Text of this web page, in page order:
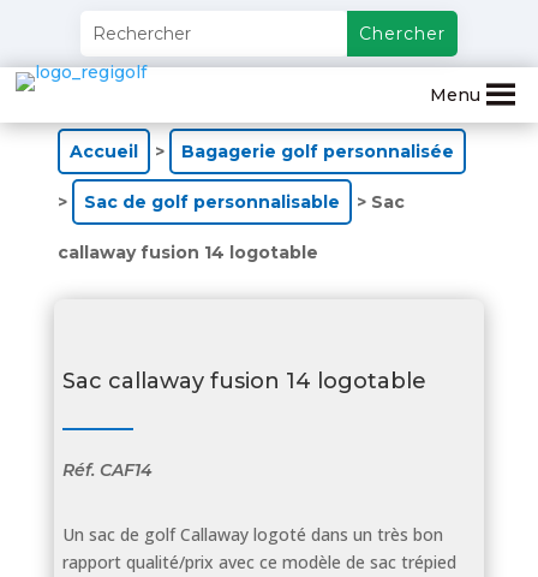
Menu
Accueil > Bagagerie golf personnalisée
> Sac de golf personnalisable > Sac
callaway fusion 14 logotable
Sac callaway fusion 14 logotable
Réf. CAF14
Un sac de golf Callaway logoté dans un très bon
rapport qualité/prix avec ce modèle de sac trépied